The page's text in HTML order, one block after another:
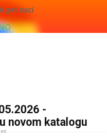
pri ruci
-
novom katalogu